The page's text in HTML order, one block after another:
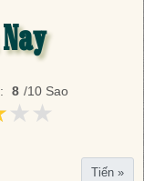
8 /10 Sao
Tiến »